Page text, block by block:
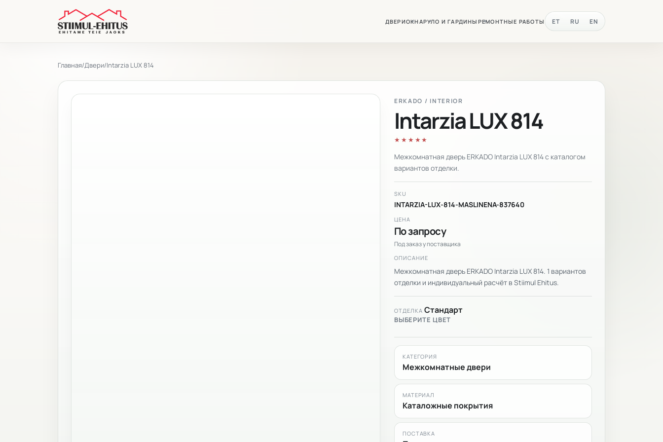
ДВЕРИОКНАРУЛО И ГАРДИНЫ РЕМОНТНЫЕ РАБОТЫ ET RU EN
Главная/Двери/Intarzia LUX 814
ERKADO / INTERIOR
Intarzia LUX 814
★★★★★
Межкомнатная дверь ERKADO Intarzia LUX 814 с каталогом
вариантов отделки.
SKU
INTARZIA-LUX-814-MASLINENA-837640
ЦЕНА
По запросу
Под заказ у поставщика
ОПИСАНИЕ
Межкомнатная дверь ERKADO Intarzia LUX 814. 1 вариантов
отделки и индивидуальный расчёт в Stiimul Ehitus.
ОТДЕЛКА Стандарт
ВЫБЕРИТЕ ЦВЕТ
КАТЕГОРИЯ
Межкомнатные двери
МАТЕРИАЛ
Каталожные покрытия
ПОСТАВКА